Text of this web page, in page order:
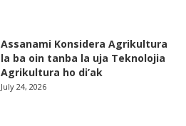
Assanami Konsidera Agrikultura
la ba oin tanba la uja Teknolojia
Agrikultura ho di’ak
July 24, 2026